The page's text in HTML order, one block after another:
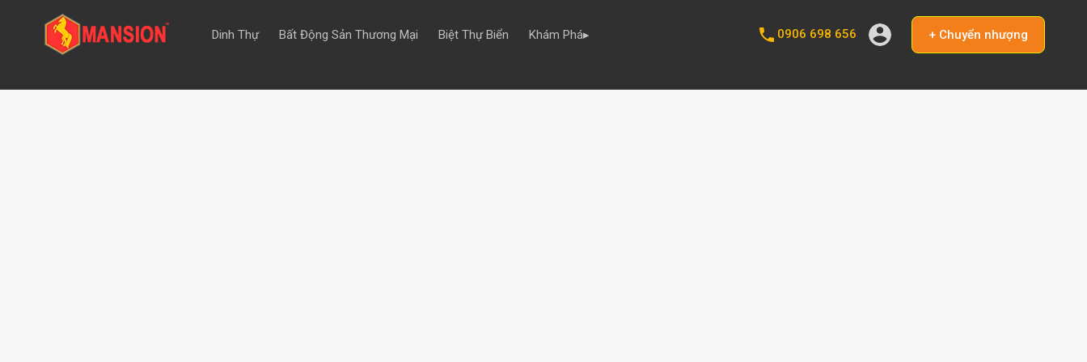
Dinh Thự Bất Động Sản Thương Mại Biệt Thự Biển Khám Phá▸ 0906 698 656 + Chuyển nhượng